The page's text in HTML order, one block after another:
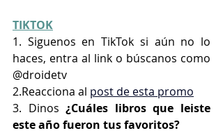
TIKTOK
1. Siguenos en TikTok si aún no lo
haces, entra al link o búscanos como
@droidetv
2.Reacciona al post de esta promo
3. Dinos ¿Cuáles libros que leiste
este año fueron tus favoritos?